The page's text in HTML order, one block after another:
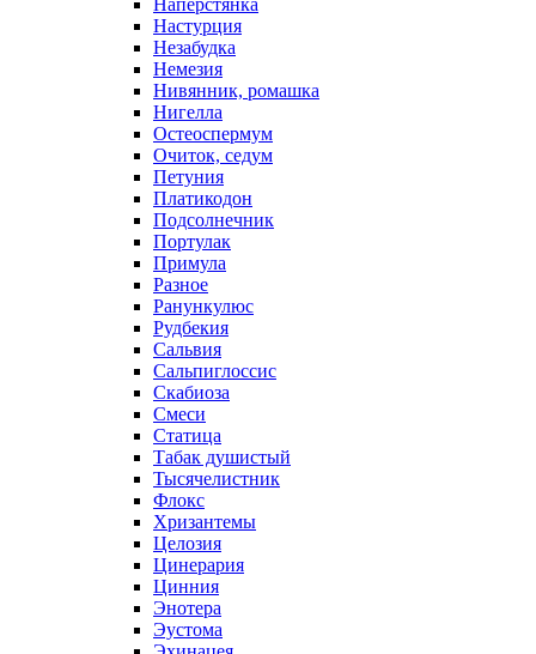
Наперстянка
Настурция
Незабудка
Немезия
Нивянник, ромашка
Нигелла
Остеоспермум
Очиток, седум
Петуния
Платикодон
Подсолнечник
Портулак
Примула
Разное
Ранункулюс
Рудбекия
Сальвия
Сальпиглоссис
Скабиоза
Смеси
Статица
Табак душистый
Тысячелистник
Флокс
Хризантемы
Целозия
Цинерария
Цинния
Энотера
Эустома